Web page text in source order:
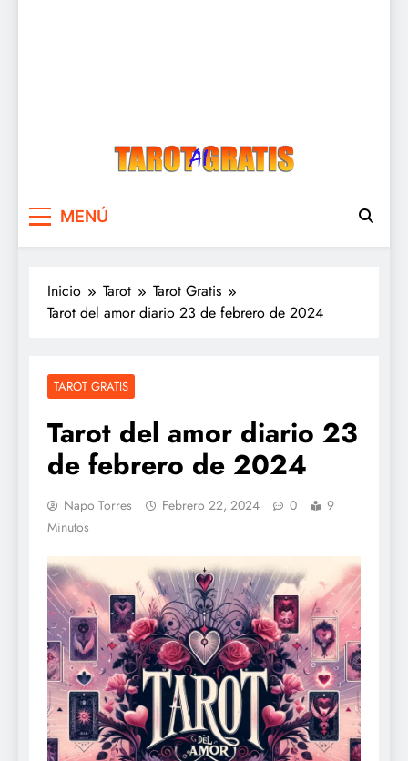
MENÚ
Inicio Tarot
Tarot Gratis
Tarot del amor diario 23 de febrero de 2024
TAROT GRATIS
Tarot del amor diario 23
de febrero de 2024
Napo Torres Febrero 22, 2024 0
9
Minutos